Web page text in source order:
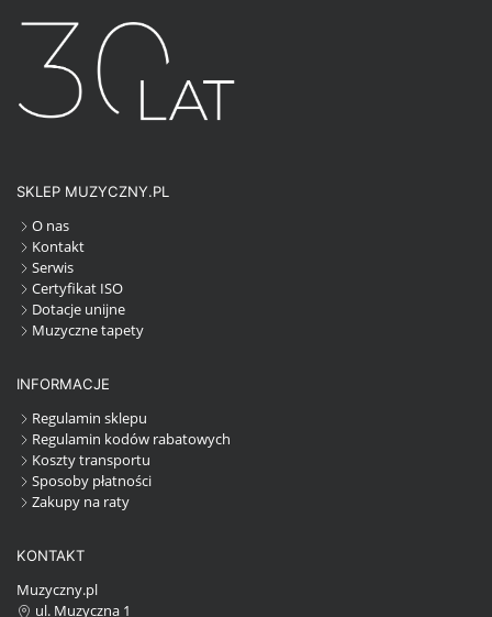
SKLEP MUZYCZNY.PL
O nas
Kontakt
Serwis
Certyfikat ISO
Dotacje unijne
Muzyczne tapety
INFORMACJE
Regulamin sklepu
Regulamin kodów rabatowych
Koszty transportu
Sposoby płatności
Zakupy na raty
KONTAKT
Muzyczny.pl
ul. Muzyczna 1